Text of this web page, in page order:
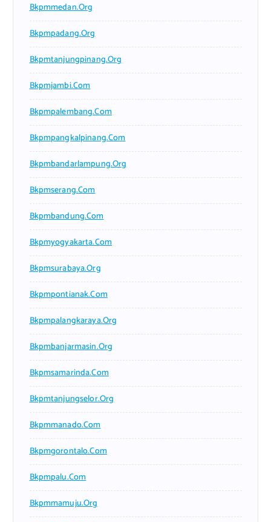
Bkpmmedan.org
Bkpmpadang.org
Bkpmtanjungpinang.org
Bkpmjambi.com
Bkpmpalembang.com
Bkpmpangkalpinang.com
Bkpmbandarlampung.org
Bkpmserang.com
Bkpmbandung.com
Bkpmyogyakarta.com
Bkpmsurabaya.org
Bkpmpontianak.com
Bkpmpalangkaraya.org
Bkpmbanjarmasin.org
Bkpmsamarinda.com
Bkpmtanjungselor.org
Bkpmmanado.com
Bkpmgorontalo.com
Bkpmpalu.com
Bkpmmamuju.org